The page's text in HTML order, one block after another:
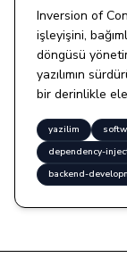
Inversion of
işleyişini,
döngüsü
yazılımın
bir derinlikle ele
yazilim
dependency-
backend-